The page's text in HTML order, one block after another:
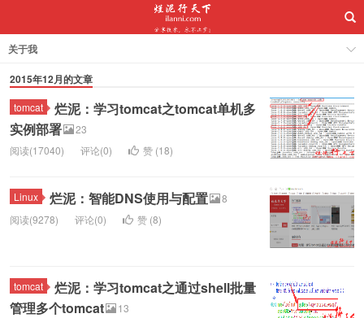
关于我
2015年12月的文章
tomcat
烂泥：学习tomcat之tomcat单机多
实例部署
23
阅读(17040)
评论(0) 赞 (18)
Linux 烂泥：智能DNS使用与配置
8
阅读(9278)
评论(0) 赞 (8)
tomcat
烂泥：学习tomcat之通过shell批量
管理多个tomcat
13